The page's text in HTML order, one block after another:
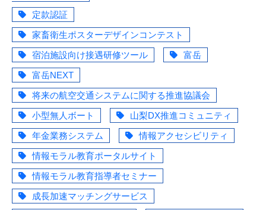
定款認証
家畜衛生ポスターデザインコンテスト
宿泊施設向け接遇研修ツール
富岳
富岳NEXT
将来の航空交通システムに関する推進協議会
小型無人ボート
山梨DX推進コミュニティ
年金業務システム
情報アクセシビリティ
情報モラル教育ポータルサイト
情報モラル教育指導者セミナー
成長加速マッチングサービス